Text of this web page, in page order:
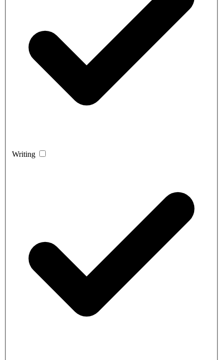
Writing